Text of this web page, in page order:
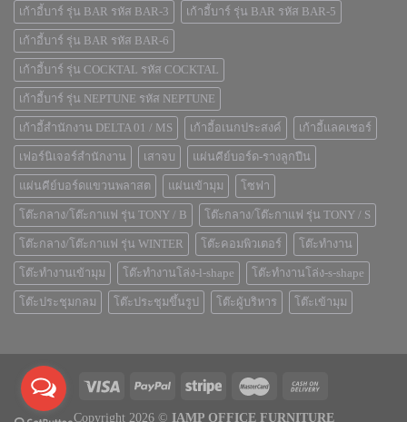
เก้าอี้บาร์ รุ่น BAR รหัส BAR-3 เก้าอี้บาร์ รุ่น BAR รหัส BAR-5
เก้าอี้บาร์ รุ่น BAR รหัส BAR-6
เก้าอี้บาร์ รุ่น COCKTAL รหัส COCKTAL
เก้าอี้บาร์ รุ่น NEPTUNE รหัส NEPTUNE
เก้าอี้สำนักงาน DELTA 01 / MS เก้าอี้อเนกประสงค์ เก้าอี้แลคเชอร์
เฟอร์นิเจอร์สำนักงาน เสาจบ แผ่นคีย์บอร์ด-รางลูกปืน
แผ่นคีย์บอร์ดแขวนพลาสต แผ่นเข้ามุม โซฟา
โต๊ะกลาง/โต๊ะกาแฟ รุ่น TONY / B โต๊ะกลาง/โต๊ะกาแฟ รุ่น TONY / S
โต๊ะกลาง/โต๊ะกาแฟ รุ่น WINTER โต๊ะคอมพิวเตอร์ โต๊ะทำงาน
โต๊ะทำงานเข้ามุม โต๊ะทำงานโล่ง-l-shape โต๊ะทำงานโล่ง-s-shape
โต๊ะประชุมกลม โต๊ะประชุมขึ้นรูป โต๊ะผู้บริหาร โต๊ะเข้ามุม
Copyright 2026 © IAMP OFFICE FURNITURE